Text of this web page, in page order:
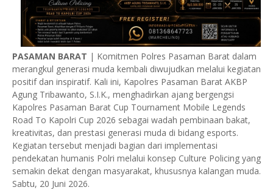
PASAMAN BARAT | Komitmen Polres Pasaman Barat dalam
merangkul generasi muda kembali diwujudkan melalui kegiatan
positif dan inspiratif. Kali ini, Kapolres Pasaman Barat AKBP
Agung Tribawanto, S.I.K., menghadirkan ajang bergengsi
Kapolres Pasaman Barat Cup Tournament Mobile Legends
Road To Kapolri Cup 2026 sebagai wadah pembinaan bakat,
kreativitas, dan prestasi generasi muda di bidang esports.
Kegiatan tersebut menjadi bagian dari implementasi
pendekatan humanis Polri melalui konsep Culture Policing yang
semakin dekat dengan masyarakat, khususnya kalangan muda.
Sabtu, 20 Juni 2026.